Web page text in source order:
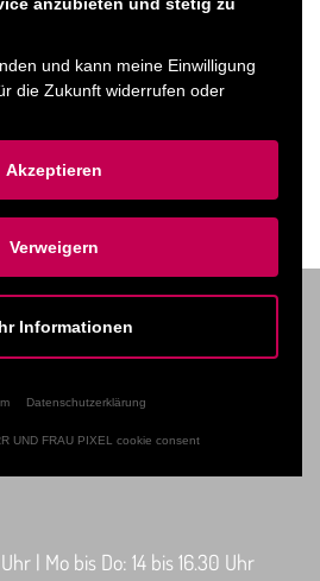
amüsanter Musik haben.
| Mo bis Do: 14 bis 16.30 Uhr
und kann meine Einwilligung
die Zukunft widerrufen oder
Akzeptieren
Verweigern
Informationen
Datenschutzerklärung
UND FRAU PIXEL cookie consent